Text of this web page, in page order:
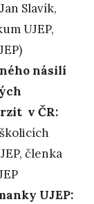
Slavík,
UJEP,
násilí
v ČR:
členka
UJEP: